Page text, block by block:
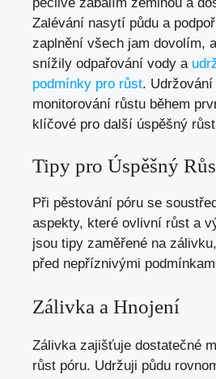
Zalévání nasytí půdu a
zaplnění všech jam dovolím,
snížily odpařování vody a
podmínky pro růst.
monitorování růstu během
klíčové pro další úspěšný
Tipy pro Úspěšný
Při pěstování póru se
aspekty, které ovlivní růst a
jsou tipy zaměřené na
před nepříznivými
Zálivka a Hnojení
Zálivka zajišťuje dostatečné
růst póru. Udržuji půdu